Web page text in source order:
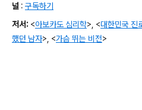
널 : 구독하기
저서: <아보카도 심리학>, <대한민국 진
했던 남자>, <가슴 뛰는 비전>